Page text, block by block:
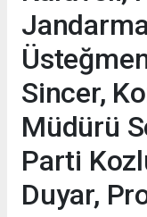
Sincer,
Müdürü
Parti
Duyar,